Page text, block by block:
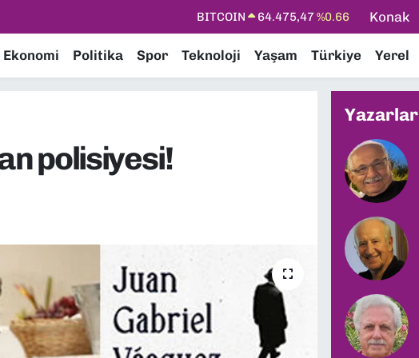
DOLAR 47,5971%0.05
STERLİN
64,2534%0.22
%0.66
Konak
Ekonomi Politika Spor Teknoloji Yaşam Türkiye Yerel
polisiyesi!
Yazarlar